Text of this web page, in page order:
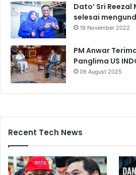
Dato’ Sri
selesai
19 November 2022
PM Anwar
Panglima US
06 August 2025
Recent Tech News